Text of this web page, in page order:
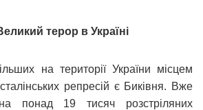
терор в Україні
на території України місцем
репресій є Биківня. Вже
понад 19 тисяч розстріляних